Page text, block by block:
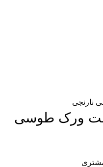
ست ورک طوسی
مشتری